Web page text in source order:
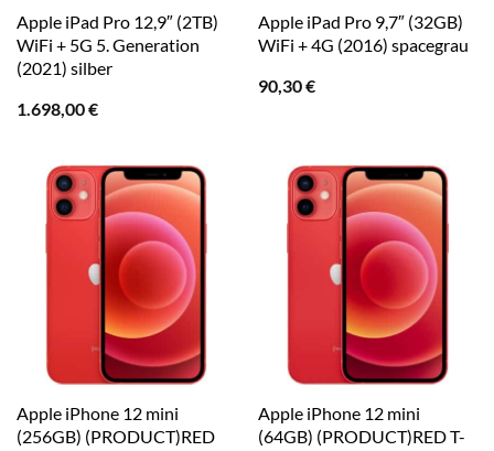
Apple iPad Pro 12,9″ (2TB)
WiFi + 5G 5. Generation
(2021) silber
1.698,00€
Apple iPad Pro 9,7″ (32GB)
WiFi + 4G (2016) spacegrau
90,30€
Apple iPhone 12 mini
(256GB) (PRODUCT)RED
Apple iPhone 12 mini
(64GB) (PRODUCT)RED T-